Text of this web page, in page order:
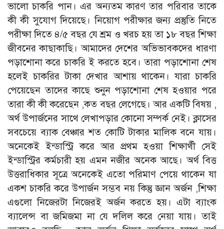
ভালো চাকরি পান। এর অন্যতম কারণ তার পরিবার তাকে
কী কী সুযোগ দিয়েছে। নিয়োগ পরীক্ষার জন্য প্রস্তুতি নিতে
পরীক্ষা দিতে ৪/৫ বছর যে শ্রম ও খরচ হয় তা ১৮ বছর শিক্ষা
জীবনের কাছাকাছি। আমাদের দেশের অভিভাবকদের ধারণা
পড়াশোনা করে চাকরি ই করতে হবে। তারা পড়াশোনা শেষ
হলেই চাকরির টাকা দেখার আশায় থাকেন। যারা চাকরি
পেয়েছেন তাদের কাছে শুনুন পড়াশোনা শেষ হওয়ার পরে
তারা কী কী করেছেন ,কত বছর লেগেছে। আর একটি বিষয় ,
অর্থ উপার্জনের সাথে লেখাপড়ার কোনো সম্পর্ক নেই। ক্লাসের
সবচেয়ে ব্যাক বেঞ্চার শত কোটি টাকার মালিক বনে যায়।
অনেকেই ইন্ডাস্ট্রি করে আর প্রথম হওয়া শিক্ষার্থী সেই
ইন্ডাস্ট্রির কর্মচারী হয় এমন নজীর অনেক আছে। অর্থ বিত্ত
উত্তরাধিকার সূত্রে অনেকেই এতো পরিমাণ পেয়ে থাকেন যা
একশ চাকরি করে উপার্জন সম্ভব নয় কিন্তু জ্ঞান অর্জন ,শিক্ষা
এগুলো নিজেরটা নিজেরই অর্জন করতে হয়। এটা ব্যাংক
ব্যালেন্স বা জমিজমা না যে দলিল করে নেয়া যায়। তাই